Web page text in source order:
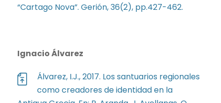
“Cartago Nova”. Gerión, 36(2), pp.427-462.
Ignacio Álvarez
Álvarez, I.J., 2017. Los santuarios regionales
como creadores de identidad en la